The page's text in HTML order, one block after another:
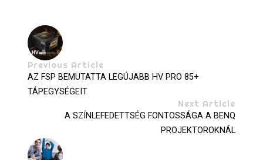
Previous Article
AZ FSP BEMUTATTA LEGÚJABB HV PRO 85+
TÁPEGYSÉGEIT
Next Article
A SZÍNLEFEDETTSÉG FONTOSSÁGA A BENQ
PROJEKTOROKNÁL